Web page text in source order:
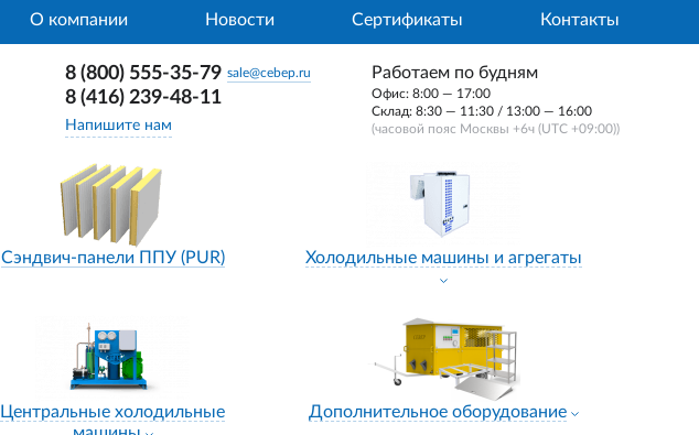
О компании Новости Сертификаты Контакты
8 (800) 555-35-79 sale@cebep.ru
8 (416) 239-48-11
Напишите нам
Работаем по будням
Офис: 8:00 — 17:00
Склад: 8:30 — 11:30 / 13:00 — 16:00
(часовой пояс Москвы +6ч (UTC +09:00))
Сэндвич-панели ППУ (PUR) Холодильные машины и агрегаты
Центральные холодильные
Дополнительное оборудование